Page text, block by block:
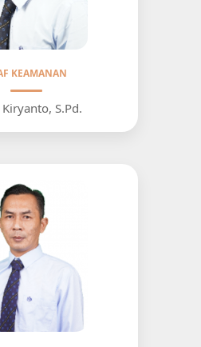
KEAMANAN
S.Pd.